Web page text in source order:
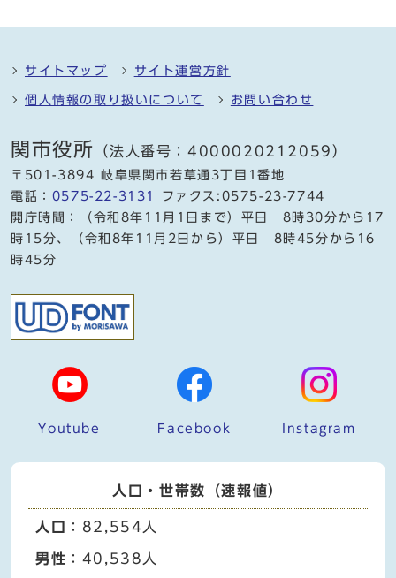
サイトマップ サイト運営方針
個人情報の取り扱いについて お問い合わせ
関市役所 （法人番号：4000020212059）
〒501-3894 岐阜県関市若草通3丁目1番地
電話： 0575-22-3131
ファクス:0575-23-7744
開庁時間：（令和8年11月1日まで）平日 8時30分から17
時15分、（令和8年11月2日から）平日 8時45分から16
時45分
Youtube Facebook Instagram
人口・世帯数（速報値）
人口 ：82,554人
男性 ：40,538人